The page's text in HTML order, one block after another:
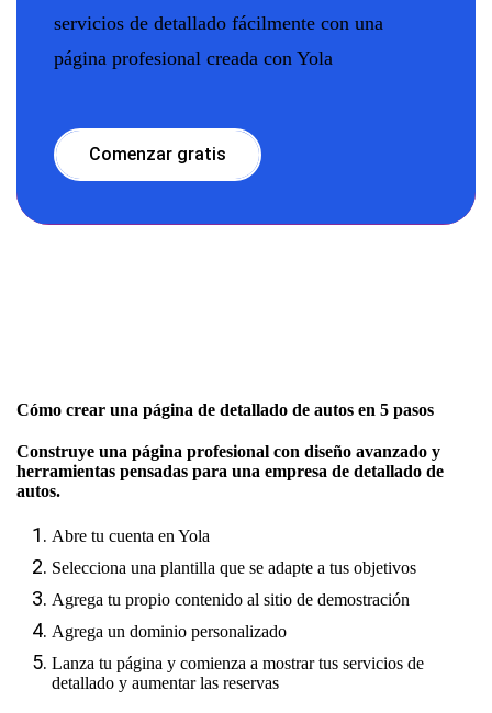
servicios de detallado fácilmente con una
página profesional creada con Yola
Comenzar gratis
Cómo crear una página de detallado de autos en 5 pasos
Construye una página profesional con diseño avanzado y
herramientas pensadas para una empresa de detallado de
autos.
Abre tu cuenta en Yola
Selecciona una plantilla que se adapte a tus objetivos
Agrega tu propio contenido al sitio de demostración
Agrega un dominio personalizado
Lanza tu página y comienza a mostrar tus servicios de
detallado y aumentar las reservas